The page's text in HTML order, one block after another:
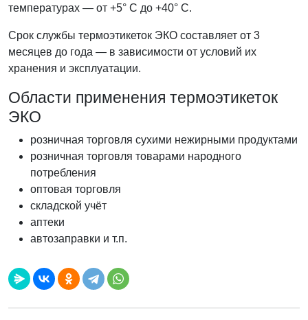
температурах — от +5° C до +40° C.
Срок службы термоэтикеток ЭКО составляет от 3
месяцев до года — в зависимости от условий их
хранения и эксплуатации.
Области применения термоэтикеток
ЭКО
розничная торговля сухими нежирными продуктами
розничная торговля товарами народного
потребления
оптовая торговля
складской учёт
аптеки
автозаправки и т.п.